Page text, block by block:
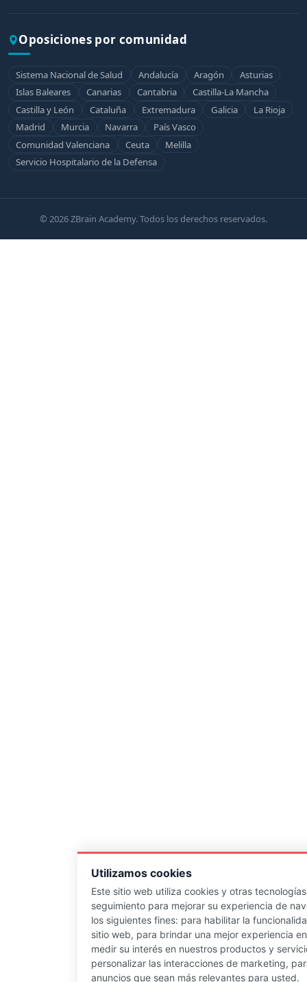
Utilizamos cookies
Este sitio web utiliza cookies y otras
seguimiento para mejorar su experiencia de
los siguientes fines: para habilitar la
sitio web, para brindar una mejor experiencia
medir su interés en nuestros productos y
personalizar las interacciones de marketing,
anuncios que sean más relevantes para usted.
Oposiciones por comunidad
Sistema Nacional de Salud Andalucía Aragón
Asturias
Islas Baleares
Canarias Cantabria
Castilla-La Mancha
Castilla y León
Cataluña Extremadura Galicia
La Rioja
Madrid
Murcia Navarra
País Vasco
Comunidad Valenciana
Ceuta
Melilla
Servicio Hospitalario de la Defensa
© 2026 ZBrain Academy. Todos los derechos reservados.